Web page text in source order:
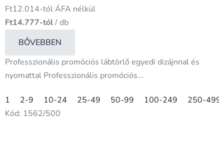
Ft12.014-tól ÁFA nélkül
Ft14.777-tól/ db
BŐVEBBEN
Professzionális promóciós lábtörlő egyedi dizájnnal és
nyomattal Professzionális promóciós...
1 2-9 10-24 25-49 50-99 100-249
250-499
Kód: 1562/500